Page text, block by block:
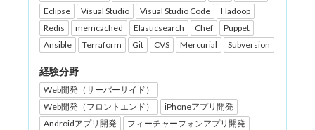
Eclipse
Visual Studio Visual Studio Code
Hadoop
Redis
memcached Elasticsearch Chef
Puppet
Ansible
Terraform Git CVS Mercurial Subversion
経験分野
Web開発（サーバーサイド）
Web開発（フロントエンド）
iPhoneアプリ開発
Androidアプリ開発
フィーチャーフォンアプリ開発